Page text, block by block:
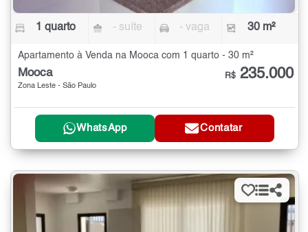
1 quarto - suíte - vaga 30 m²
Apartamento à Venda na Mooca com 1 quarto - 30 m²
Mooca
Zona Leste - São Paulo
R$ 235.000
WhatsApp Contatar